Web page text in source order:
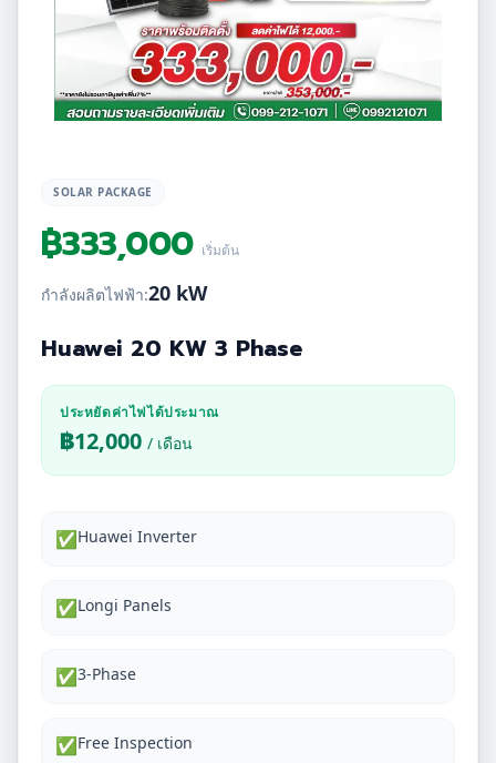
SOLAR PACKAGE
฿333,000 เริ่มต้น
กำลังผลิตไฟฟ้า:20 kW
Huawei 20 KW 3 Phase
ประหยัดค่าไฟได้ประมาณ
฿12,000 / เดือน
✅Huawei Inverter
✅Longi Panels
✅3-Phase
✅Free Inspection